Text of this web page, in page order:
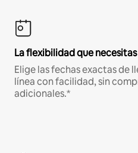
La flexibilidad que necesitas
Elige las fechas exactas de
línea con facilidad, sin
adicionales.*